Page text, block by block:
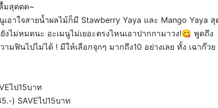
มสุดดด~
เอาใจสายน้ำผลไม้ก็มี Stawberry Yaya และ Mango Yaya สุ
งไม่หมดนะ อะเมนูไม่เยอะตรงไหนเอาปากกามาวง!😋 พูดถึง
มฟินไปไม่ได้ ! มีให้เลือกจุกๆ มากถึง10 อย่างเลย ทั้ง เฉาก๊วย
ไป15บาท
) SAVEไป15บาท